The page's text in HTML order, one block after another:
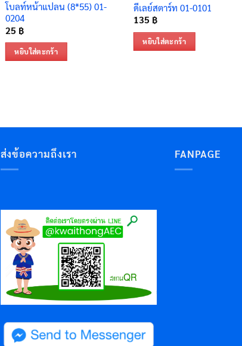
โบลท์หน้าแปลน (8*55) 01-
0204
25 ฿
หยิบใส่ตะกร้า
ดีเลย์สตาร์ท 01-0101
135 ฿
หยิบใส่ตะกร้า
ส่งข้อความถึงเรา FANPAGE